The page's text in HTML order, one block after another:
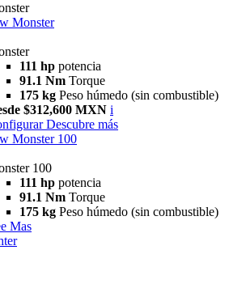
Monster
111 hp potencia
91.1 Nm Torque
175 kg Peso húmedo (sin combustible)
$312,600 MXN i
Descubre más
Monster 100
100
111 hp potencia
91.1 Nm Torque
175 kg Peso húmedo (sin combustible)
Mas